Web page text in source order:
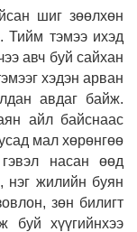
шиг зөөлхөн
Тийм тэмээ ихэд
авч буй сайхан
хэдэн арван
авдаг байж.
айл байснаас
мал хөрөнгөө
насан өөд
нэг жилийн буян
зөн билигт
буй хүүгийнхээ